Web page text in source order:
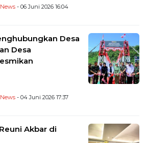
News - 06 Juni 2026 16:04
Desa
Desa
News - 04 Juni 2026 17:37
Akbar di